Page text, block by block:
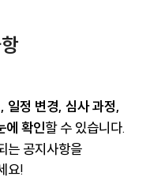
일정 변경, 심사 과정,
에 확인할 수 있습니다.
는 공지사항을
요!